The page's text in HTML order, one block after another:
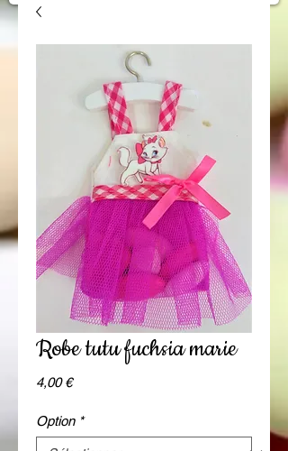
Robe tutu fuchsia marie
4,00 €Prix
Option *